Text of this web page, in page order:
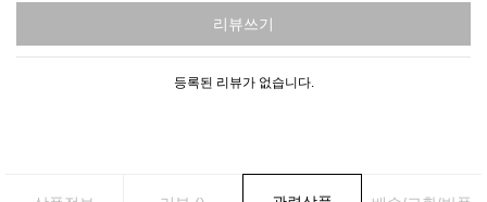
리뷰쓰기
등록된 리뷰가 없습니다.